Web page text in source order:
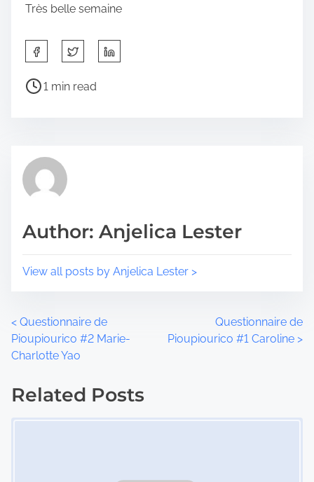
Très belle semaine
h
a
i
p
s
o
P
o
e
d
i
e
1 min read
Author: Anjelica Lester
View all posts by Anjelica Lester >
P
o
s
< Questionnaire de
Pioupiourico #2 Marie-
Charlotte Yao
Questionnaire de
Pioupiourico #1 Caroline >
Related Posts